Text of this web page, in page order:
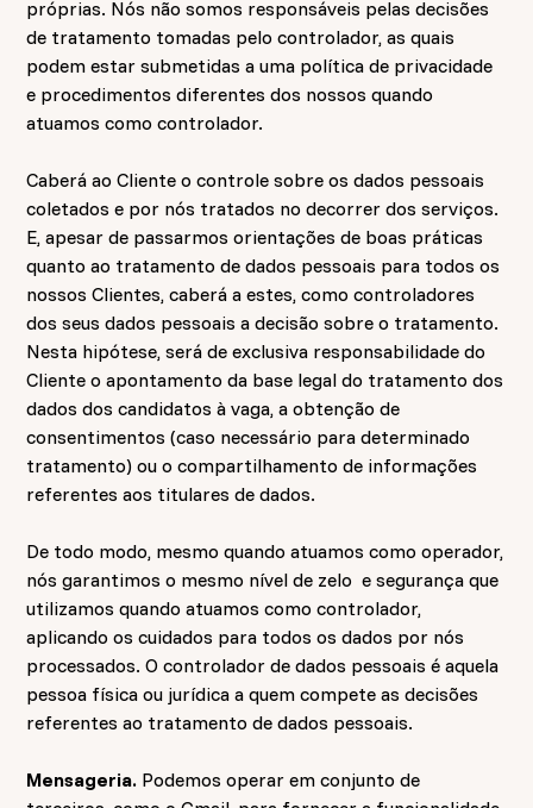
próprias. Nós não somos responsáveis pelas decisões
de tratamento tomadas pelo controlador, as quais
podem estar submetidas a uma política de privacidade
e procedimentos diferentes dos nossos quando
atuamos como controlador.
Caberá ao Cliente o controle sobre os dados pessoais
coletados e por nós tratados no decorrer dos serviços.
E, apesar de passarmos orientações de boas práticas
quanto ao tratamento de dados pessoais para todos os
nossos Clientes, caberá a estes, como controladores
dos seus dados pessoais a decisão sobre o tratamento.
Nesta hipótese, será de exclusiva responsabilidade do
Cliente o apontamento da base legal do tratamento dos
dados dos candidatos à vaga, a obtenção de
consentimentos (caso necessário para determinado
tratamento) ou o compartilhamento de informações
referentes aos titulares de dados.
De todo modo, mesmo quando atuamos como operador,
nós garantimos o mesmo nível de zelo e segurança que
utilizamos quando atuamos como controlador,
aplicando os cuidados para todos os dados por nós
processados. O controlador de dados pessoais é aquela
pessoa física ou jurídica a quem compete as decisões
referentes ao tratamento de dados pessoais.
Mensageria. Podemos operar em conjunto de